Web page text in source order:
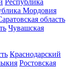
Мордовия
область
Чувашская
Краснодарский
Ростовская